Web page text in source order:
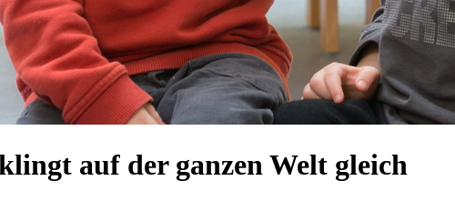
auf der ganzen Welt gleich